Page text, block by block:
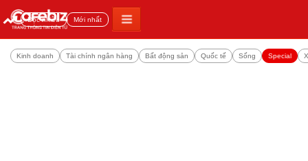
Đọc nhiều Mới nhất
Kinh doanh Tài chính ngân hàng Bất động sản Quốc tế Sống Special